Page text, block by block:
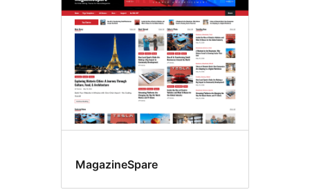
MagazineSpare